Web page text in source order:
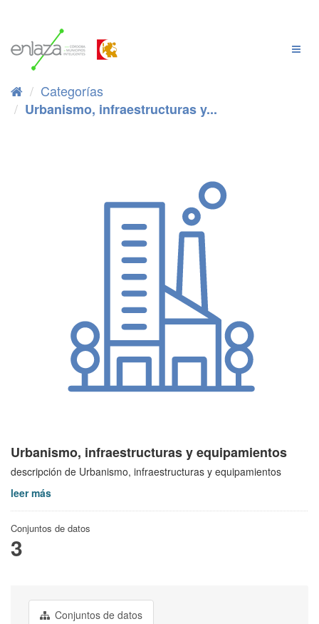
Categorías
Urbanismo, infraestructuras y...
Urbanismo, infraestructuras y equipamientos
descripción de Urbanismo, infraestructuras y equipamientos
leer más
Conjuntos de datos
3
Conjuntos de datos